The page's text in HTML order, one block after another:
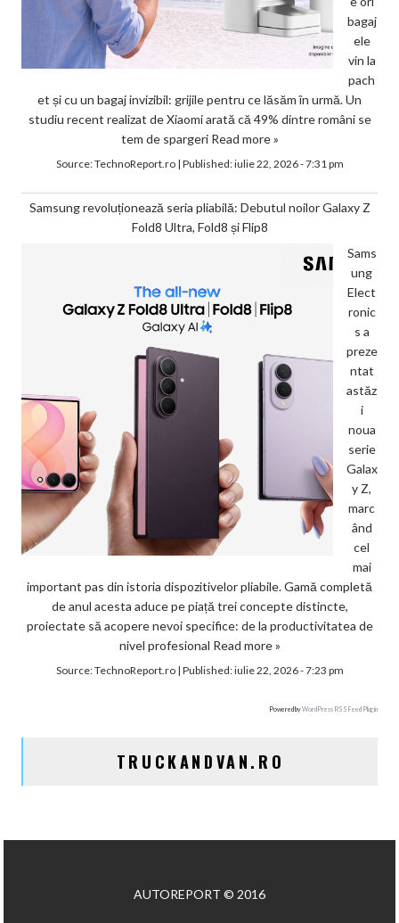
bagaj
ele
vin la
pach
et și cu un bagaj invizibil: grijile pentru ce lăsăm în urmă. Un
studiu recent realizat de Xiaomi arată că 49% dintre români se
tem de spargeri Read more »
Source:TechnoReport.ro| Published:iulie 22, 2026 - 7:31 pm
Samsung revoluționează seria pliabilă: Debutul noilor Galaxy Z
Fold8 Ultra, Fold8 și Flip8
Sams
ung
Elect
ronic
s a
preze
ntat
astăz
i
noua
serie
Galax
y Z,
marc
ând
cel
mai
important pas din istoria dispozitivelor pliabile. Gamă completă
de anul acesta aduce pe piață trei concepte distincte,
proiectate să acopere nevoi specifice: de la productivitatea de
nivel profesional Read more »
Source:TechnoReport.ro| Published:iulie 22, 2026 - 7:23 pm
Powered byWordPress RSS Feed Plugin
TRUCKANDVAN.RO
AUTOREPORT © 2016